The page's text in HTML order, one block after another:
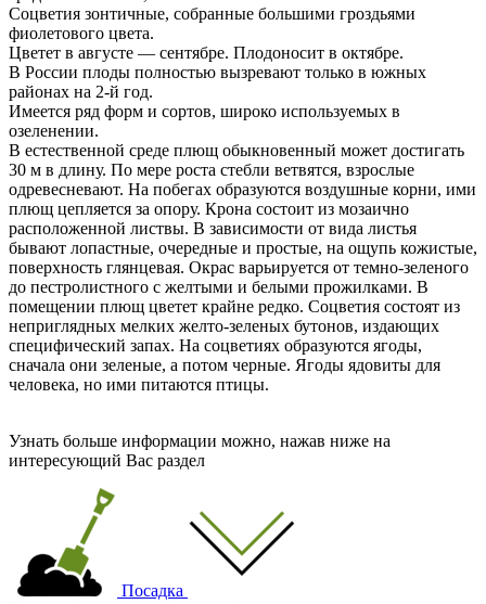
Соцветия зонтичные, собранные большими гроздьями
фиолетового цвета.
Цветет в августе — сентябре. Плодоносит в октябре.
В России плоды полностью вызревают только в южных
районах на 2-й год.
Имеется ряд форм и сортов, широко используемых в
озеленении.
В естественной среде плющ обыкновенный может достигать
30 м в длину. По мере роста стебли ветвятся, взрослые
одревесневают. На побегах образуются воздушные корни, ими
плющ цепляется за опору. Крона состоит из мозаично
расположенной листвы. В зависимости от вида листья
бывают лопастные, очередные и простые, на ощупь кожистые,
поверхность глянцевая. Окрас варьируется от темно-зеленого
до пестролистного с желтыми и белыми прожилками. В
помещении плющ цветет крайне редко. Соцветия состоят из
неприглядных мелких желто-зеленых бутонов, издающих
специфический запах. На соцветиях образуются ягоды,
сначала они зеленые, а потом черные. Ягоды ядовиты для
человека, но ими питаются птицы.
Узнать больше информации можно, нажав ниже на
интересующий Вас раздел
Посадка